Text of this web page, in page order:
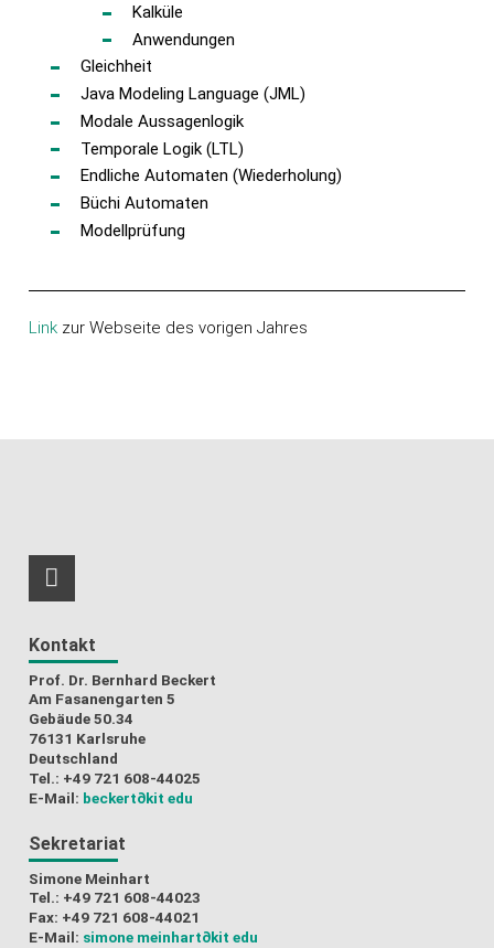
Kalküle
Anwendungen
Gleichheit
Java Modeling Language (JML)
Modale Aussagenlogik
Temporale Logik (LTL)
Endliche Automaten (Wiederholung)
Büchi Automaten
Modellprüfung
Link zur Webseite des vorigen Jahres
RSS-Feed
Kontakt
Prof. Dr. Bernhard Beckert
Am Fasanengarten 5
Gebäude 50.34
76131 Karlsruhe
Deutschland
Tel.: +49 721 608-44025
E-Mail: beckert∂kit edu
Sekretariat
Simone Meinhart
Tel.: +49 721 608-44023
Fax: +49 721 608-44021
E-Mail: simone meinhart∂kit edu